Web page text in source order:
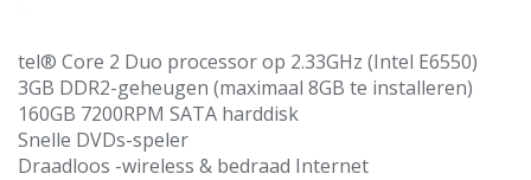
tel® Core 2 Duo processor op 2.33GHz (Intel E6550)
3GB DDR2-geheugen (maximaal 8GB te installeren)
160GB 7200RPM SATA harddisk
Snelle DVDs-speler
Draadloos -wireless & bedraad Internet